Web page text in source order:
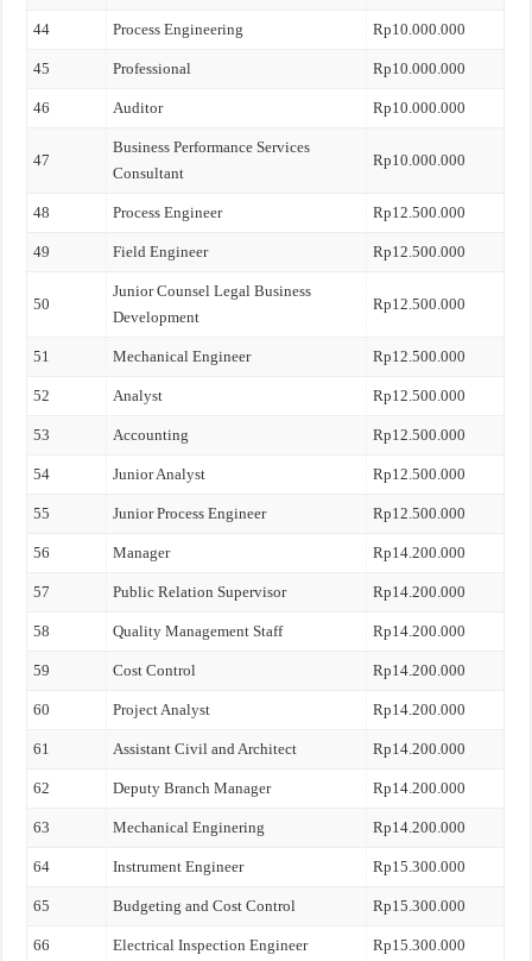
44 Process Engineering Rp10.000.000
45 Professional Rp10.000.000
46 Auditor Rp10.000.000
47
Business Performance Services
Consultant
Rp10.000.000
48 Process Engineer Rp12.500.000
49 Field Engineer Rp12.500.000
50
Junior Counsel Legal Business
Development
Rp12.500.000
51 Mechanical Engineer Rp12.500.000
52 Analyst Rp12.500.000
53 Accounting Rp12.500.000
54 Junior Analyst Rp12.500.000
55 Junior Process Engineer Rp12.500.000
56 Manager Rp14.200.000
57 Public Relation Supervisor Rp14.200.000
58 Quality Management Staff Rp14.200.000
59 Cost Control Rp14.200.000
60 Project Analyst Rp14.200.000
61 Assistant Civil and Architect Rp14.200.000
62 Deputy Branch Manager Rp14.200.000
63 Mechanical Enginering Rp14.200.000
64 Instrument Engineer Rp15.300.000
65 Budgeting and Cost Control Rp15.300.000
66 Electrical Inspection Engineer Rp15.300.000